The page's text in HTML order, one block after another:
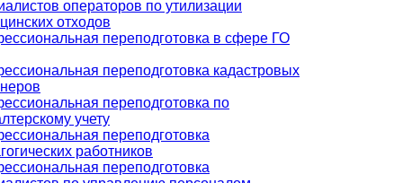
операторов по утилизации
отходов
переподготовка в сфере ГО
переподготовка кадастровых
переподготовка по
учету
переподготовка
работников
переподготовка